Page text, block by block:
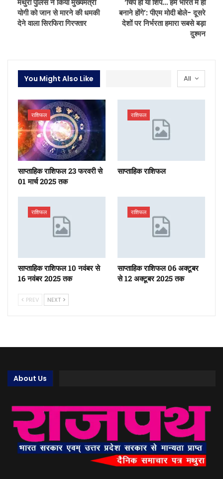
मथुरा पुलिस ने किया मुख्यमंत्री
योगी को जान से मारने की धमकी
देने वाला सिरफिरा गिरफ्तार
‘चिप हो या शिप… हमें भारत में ही
बनाने होंगे’: पीएम मोदी बोले- दूसरे
देशों पर निर्भरता हमारा सबसे बड़ा
दुश्मन
All
You Might Also Like
राशिफल
साप्ताहिक राशिफल 23 फरवरी से
01 मार्च 2025 तक
राशिफल
साप्ताहिक राशिफल
राशिफल
साप्ताहिक राशिफल 10 नवंबर से
16 नवंबर 2025 तक
राशिफल
साप्ताहिक राशिफल 06 अक्टूबर
से 12 अक्टूबर 2025 तक
PREV NEXT
About Us